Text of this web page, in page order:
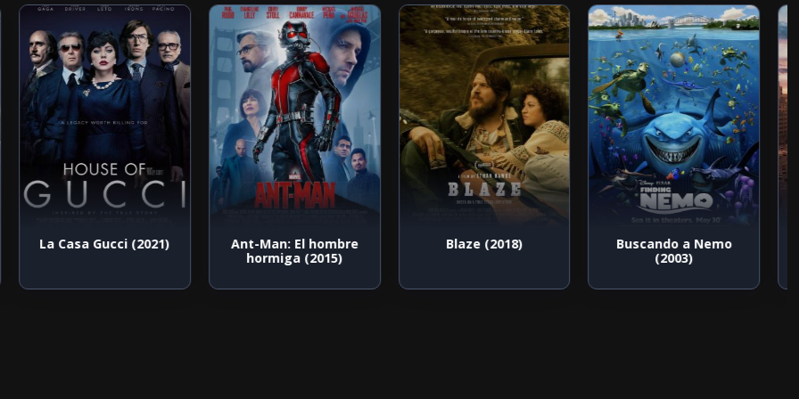
La Casa Gucci (2021)
Ant-Man: El hombre
hormiga (2015)
Blaze (2018)
Buscando a Nemo
(2003)